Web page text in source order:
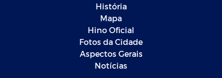
História
Mapa
Hino Oficial
Fotos da Cidade
Aspectos Gerais
Notícias